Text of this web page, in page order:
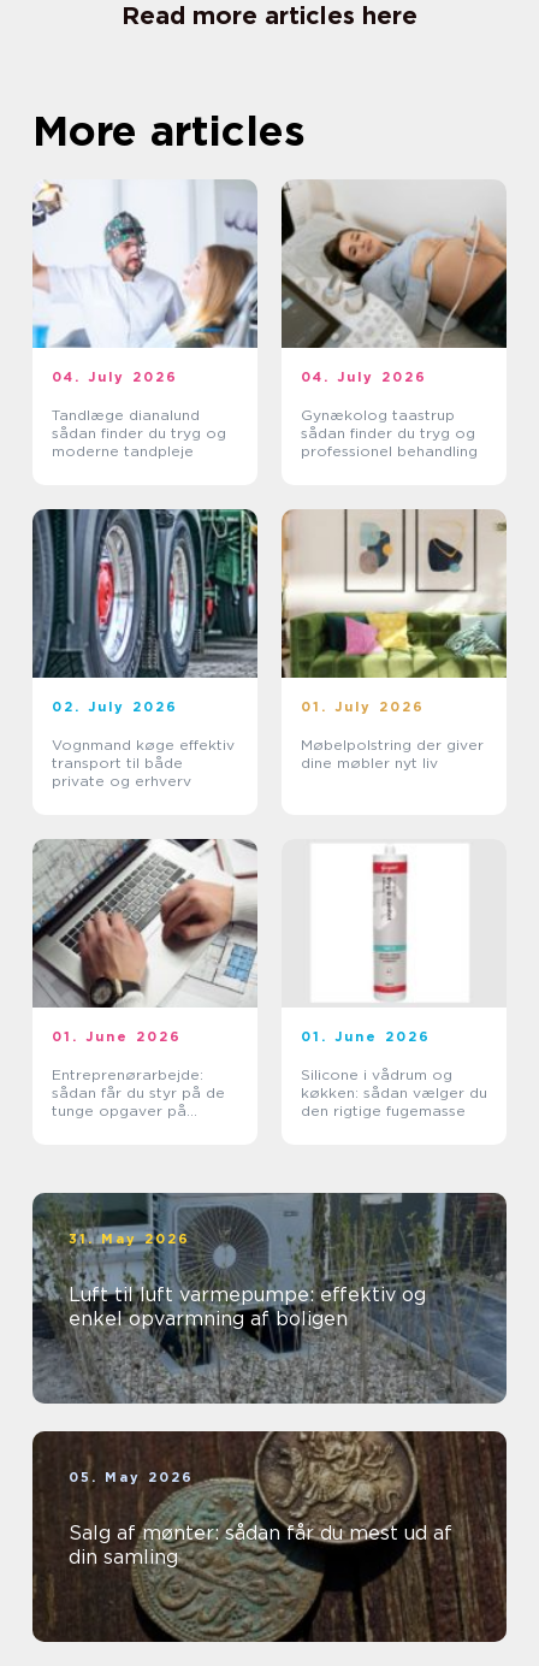
Read more articles here
More articles
04. July 2026
Tandlæge dianalund
sådan finder du tryg og
moderne tandpleje
04. July 2026
Gynækolog taastrup
sådan finder du tryg og
professionel behandling
02. July 2026
Vognmand køge effektiv
transport til både
private og erhverv
01. July 2026
Møbelpolstring der giver
dine møbler nyt liv
01. June 2026
Entreprenørarbejde:
sådan får du styr på de
tunge opgaver på
01. June 2026
Silicone i vådrum og
køkken: sådan vælger du
den rigtige fugemasse
31. May 2026
Luft til luft varmepumpe: effektiv og
enkel opvarmning af boligen
05. May 2026
Salg af mønter: sådan får du mest ud af
din samling